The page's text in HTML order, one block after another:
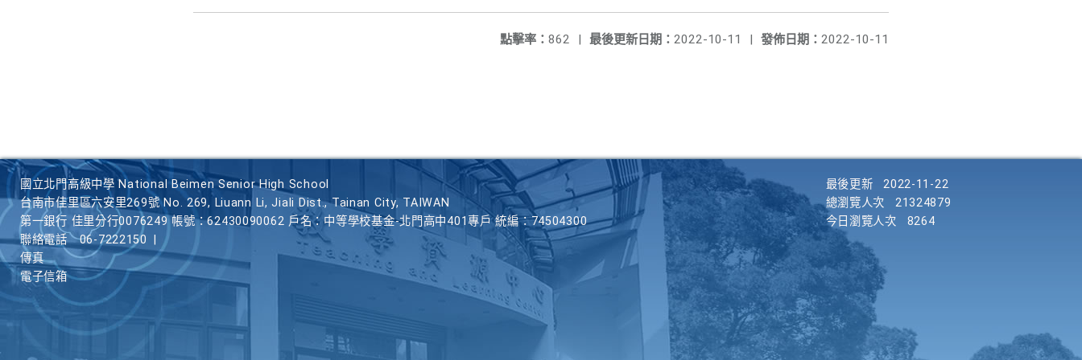
發佈日期： 2022-10-11
最後更新日期： 2022-10-11 |
點擊率： 862 |
國立北門高級中學 National Beimen Senior High School
台南市佳里區六安里269號 No. 269, Liuann Li, Jiali Dist., Tainan City, TAIWAN
第一銀行 佳里分行0076249 帳號：62430090062 戶名：中等學校基金-北門高中401專戶 統編：74504300
聯絡電話
06-7222150
傳真
電子信箱
最後更新
2022-11-22
總瀏覽人次
21324879
今日瀏覽人次
8264